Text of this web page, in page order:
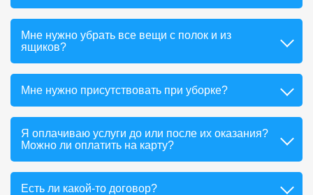
Мне нужно убрать все вещи с полок и из
ящиков?
Мне нужно присутствовать при уборке?
Я оплачиваю услуги до или после их оказания?
Можно ли оплатить на карту?
Есть ли какой-то договор?